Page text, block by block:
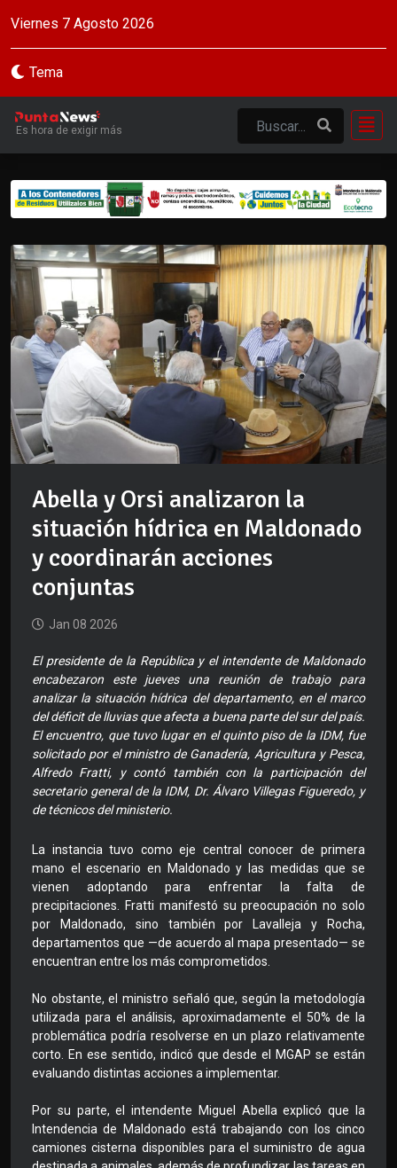
Viernes 7 Agosto 2026
Tema
Es hora de exigir más
Abella y Orsi analizaron la
situación hídrica en Maldonado
y coordinarán acciones
conjuntas
Jan 08 2026
El presidente de la República y el intendente de Maldonado
encabezaron este jueves una reunión de trabajo para
analizar la situación hídrica del departamento, en el marco
del déficit de lluvias que afecta a buena parte del sur del país.
El encuentro, que tuvo lugar en el quinto piso de la IDM, fue
solicitado por el ministro de Ganadería, Agricultura y Pesca,
Alfredo Fratti, y contó también con la participación del
secretario general de la IDM, Dr. Álvaro Villegas Figueredo, y
de técnicos del ministerio.
La instancia tuvo como eje central conocer de primera
mano el escenario en Maldonado y las medidas que se
vienen adoptando para enfrentar la falta de
precipitaciones. Fratti manifestó su preocupación no solo
por Maldonado, sino también por Lavalleja y Rocha,
departamentos que —de acuerdo al mapa presentado— se
encuentran entre los más comprometidos.
No obstante, el ministro señaló que, según la metodología
utilizada para el análisis, aproximadamente el 50% de la
problemática podría resolverse en un plazo relativamente
corto. En ese sentido, indicó que desde el MGAP se están
evaluando distintas acciones a implementar.
Por su parte, el intendente Miguel Abella explicó que la
Intendencia de Maldonado está trabajando con los cinco
camiones cisterna disponibles para el suministro de agua